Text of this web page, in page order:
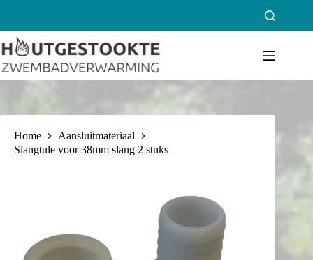
de
inhoud
Home
Aansluitmateriaal
Slangtule voor 38mm slang 2 stuks